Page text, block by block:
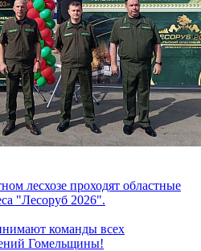
лесхозе проходят областные
"Лесоруб 2026".
команды всех
Гомельщины!